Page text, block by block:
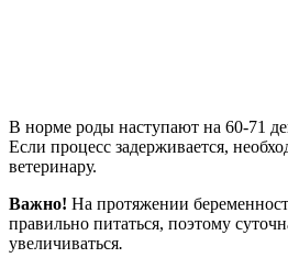
В норме роды наступают на 60-71
Если процесс задерживается,
ветеринару.
Важно! На протяжении
правильно питаться, поэтому
увеличиваться.